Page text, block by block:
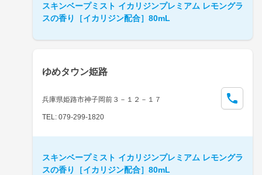
スキンベープミスト イカリジンプレミアム レモングラ
スの香り［イカリジン配合］80mL
ゆめタウン姫路
兵庫県姫路市神子岡前３－１２－１７
TEL: 079-299-1820
スキンベープミスト イカリジンプレミアム レモングラ
スの香り［イカリジン配合］80mL